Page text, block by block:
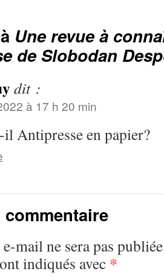
Une revue à
de Slobodan
dit :
à 17 h 20 min
Antipresse en papier?
mail ne sera pas
indiqués avec *